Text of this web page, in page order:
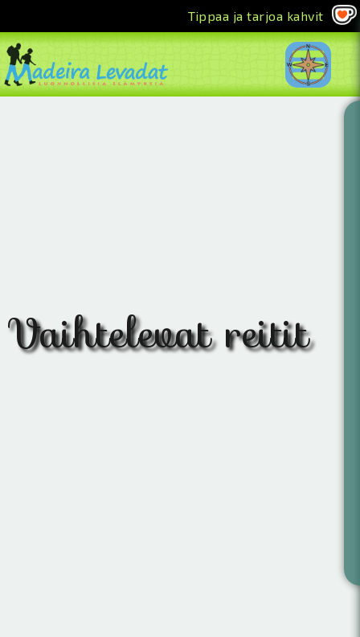
Tippaa ja tarjoa kahvit
<<
Vaihtelevat reitit